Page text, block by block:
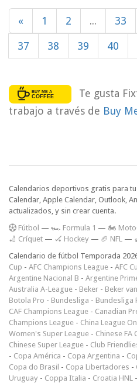
« 1 2 ... 33
37 38 39 40
Te gusta
trabajo a través de Buy
Calendarios deportivos gratis para
Calendar, Apple Calendar, Outlook,
actualizados, y sin crear cuenta.
Fútbol — 🏎️ Formula 1 — 🏍
🏏 Críquet — 🏑 Hockey — 🏈 NFL —
Calendario de fútbol Temporada
Cup - AFC Champions League - AFC
Argentine Nacional B - Argentine
Australia A-League - Beker - Beker
Botola Pro - Bundesliga - Bundesliga
CAF Champions League - Canadian
Champions League - China League
Women's Super League - Chinese FA
Chinese Super League - Club
- Copa América - Copa Argentina -
Copa do Brasil - Copa Libertadores -
Uruguay - Coppa Italia - Croatia HNL -